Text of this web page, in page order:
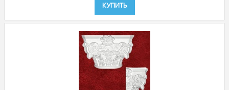
КУПИТЬ